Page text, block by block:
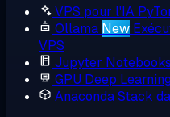
VPS pour l'IA
Ollama New
VPS
Jupyter Notebooks
GPU Deep Learning
AnacondaStack